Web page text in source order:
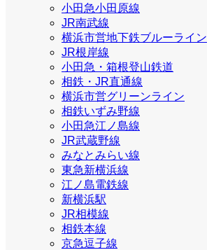
小田急小田原線
JR南武線
横浜市営地下鉄ブルーライン
JR根岸線
小田急・箱根登山鉄道
相鉄・JR直通線
横浜市営グリーンライン
相鉄いずみ野線
小田急江ノ島線
JR武蔵野線
みなとみらい線
東急新横浜線
江ノ島電鉄線
新横浜駅
JR相模線
相鉄本線
京急逗子線